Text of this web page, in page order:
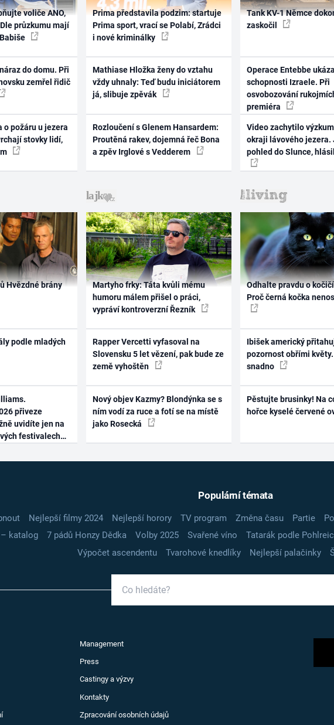
voliče ANO,
průzkumu mají
do domu. Při
zemřel řidič
o požáru u jezera
stovky lidí,
Prima představila podzim: startuje
Prima sport, vrací se Polabí, Zrádci
i nové kriminálky
Mathiase Hložka ženy do vztahu
vždy uhnaly: Teď budu iniciátorem
já, slibuje zpěvák
Rozloučení s Glenem Hansardem:
Proutěná rakev, dojemná řeč Bona
a zpěv Irglové s Vedderem
Tank KV-1 Němce
zaskočil
Operace Entebbe
schopnosti Izraele. Při
osvobozování
premiéra
Video zachytilo
okraji lávového jezera.
pohled do Slunce,
Hvězdné brány
podle mladých
přiveze
uvidíte jen na
festivalech
Martyho frky: Táta kvůli mému
humoru málem přišel o práci,
vypráví kontroverzní Řezník
Rapper Vercetti vyfasoval na
Slovensku 5 let vězení, pak bude ze
země vyhoštěn
Nový objev Kazmy? Blondýnka se s
ním vodí za ruce a fotí se na místě
jako Rosecká
Odhalte pravdu o
Proč černá kočka
Ibišek americký
pozornost obřími
snadno
Pěstujte brusinky! Na
hořce kyselé červené
Populární témata
Nejlepší filmy 2024 Nejlepší horory TV program Změna času Partie
katalog
7 pádů Honzy Dědka Volby 2025 Svařené víno Tatarák podle
Výpočet ascendentu
Tvarohové knedlíky Nejlepší palačinky
Management
Press
Castingy a výzvy
Kontakty
Zpracování osobních údajů